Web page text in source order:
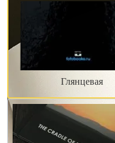
Глянцевая